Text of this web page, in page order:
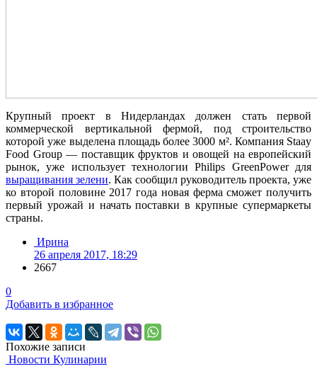
Крупный проект в Нидерландах должен стать первой
коммерческой вертикальной фермой, под строительство
которой уже выделена площадь более 3000 м². Компания Staay
Food Group — поставщик фруктов и овощей на европейский
рынок, уже использует технологии Philips GreenPower для
выращивания зелени. Как сообщил руководитель проекта, уже
ко второй половине 2017 года новая ферма сможет получить
первый урожай и начать поставки в крупные супермаркеты
страны.
Ирина
26 апреля 2017, 18:29
2667
0
Добавить в избранное
Похожие записи
Новости Кулинарии